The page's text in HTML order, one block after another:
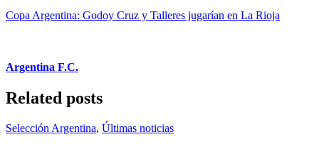
Copa Argentina: Godoy Cruz y Talleres jugarían en La Rioja
Argentina F.C.
Related posts
Selección Argentina, Últimas noticias